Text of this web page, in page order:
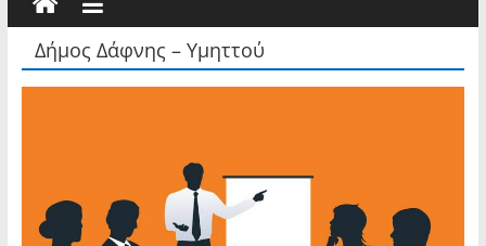
Δήμος Δάφνης – Υμηττού